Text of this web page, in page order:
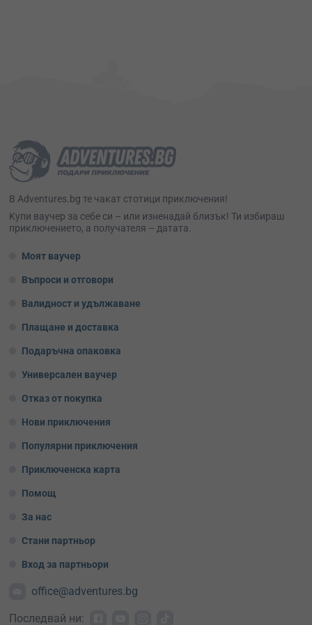
В Adventures.bg те чакат стотици приключения!
Kупи ваучер за себе си – или изненадай близък! Ти избираш
приключението, а получателя – датата.
Моят ваучер
Въпроси и отговори
Валидност и удължаване
Плащане и доставка
Подаръчна опаковка
Универсален ваучер
Отказ от покупка
Нови приключения
Популярни приключения
Приключенска карта
Помощ
За нас
Стани партньор
Вход за партньори
office@adventures.bg
Последвай ни: